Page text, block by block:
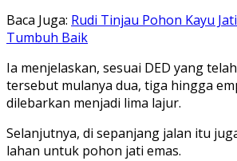
Baca Juga: Rudi Tinjau Pohon Kayu
Tumbuh Baik
Ia menjelaskan, sesuai DED yang
tersebut mulanya dua, tiga hingga
dilebarkan menjadi lima lajur.
Selanjutnya, di sepanjang jalan itu
lahan untuk pohon jati emas.